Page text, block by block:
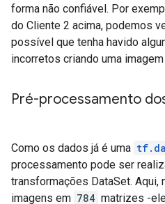
forma não confiável. Por
do Cliente 2 acima, podemos
possível que tenha havido
incorretos criando uma
Pré-processamento
Como os dados já é uma
processamento pode ser
transformações DataSet. Aqui,
imagens em 784 matrizes -